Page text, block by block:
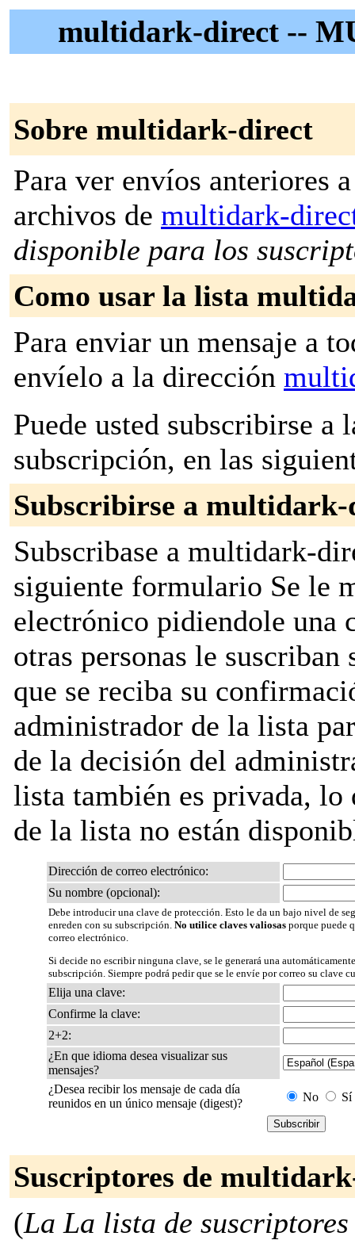
multidark-direct --
Sobre multidark-direct
Para ver envíos anteriores
archivos de multidark-
disponible para los
Como usar la lista
Para enviar un mensaje a
envíelo a la dirección
Puede usted subscribirse a
subscripción, en las
Subscribirse a
Subscribase a multidark-
siguiente formulario Se le
electrónico pidiendole una
otras personas le
que se reciba su
administrador de la lista
de la decisión del
lista también es privada,
de la lista no están
Dirección de correo electrónico:
Su nombre (opcional):
Debe introducir una clave de protección. Esto le da un bajo nivel de
enreden con su subscripción. No utilice claves valiosas porque puede
correo electrónico.
Si decide no escribir ninguna clave, se le generará una
subscripción. Siempre podrá pedir que se le envíe por correo su clave
Elija una clave:
Confirme la clave:
2+2:
¿En que idioma desea visualizar sus
mensajes?
¿Desea recibir los mensaje de cada día
reunidos en un único mensaje (digest)?
No Sí
Suscriptores de
(La La lista de